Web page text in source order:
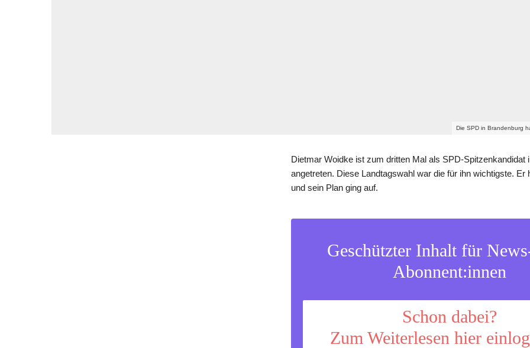
Die SPD in Brandenburg
Dietmar Woidke ist zum dritten Mal als SPD-Spitzenkandidat
angetreten. Diese Landtagswahl war die für ihn wichtigste. Er
und sein Plan ging auf.
Geschützter Inhalt für
Abonnent:innen
Schon dabei?
Zum Weiterlesen hier